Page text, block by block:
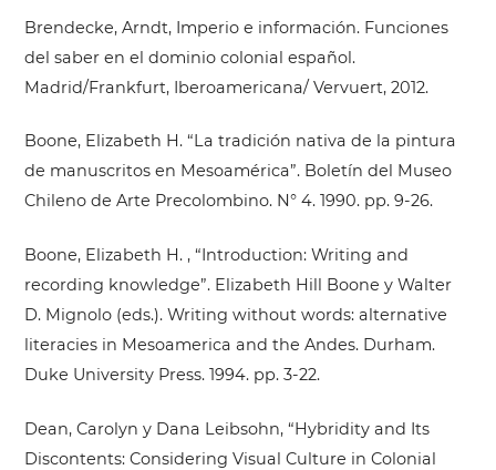
Brendecke, Arndt, Imperio e información. Funciones
del saber en el dominio colonial español.
Madrid/Frankfurt, Iberoamericana/ Vervuert, 2012.
Boone, Elizabeth H. “La tradición nativa de la pintura
de manuscritos en Mesoamérica”. Boletín del Museo
Chileno de Arte Precolombino. N° 4. 1990. pp. 9-26.
Boone, Elizabeth H. , “Introduction: Writing and
recording knowledge”. Elizabeth Hill Boone y Walter
D. Mignolo (eds.). Writing without words: alternative
literacies in Mesoamerica and the Andes. Durham.
Duke University Press. 1994. pp. 3-22.
Dean, Carolyn y Dana Leibsohn, “Hybridity and Its
Discontents: Considering Visual Culture in Colonial